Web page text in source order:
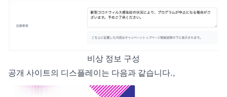
비상 정보 구성
공개 사이트의 디스플레이는 다음과 같습니다.。